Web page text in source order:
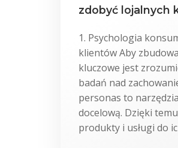
zdobyć lojalnych
1. Psychologia
klientów Aby
kluczowe jest
badań nad
personas to
docelową. Dzięki
produkty i usługi do